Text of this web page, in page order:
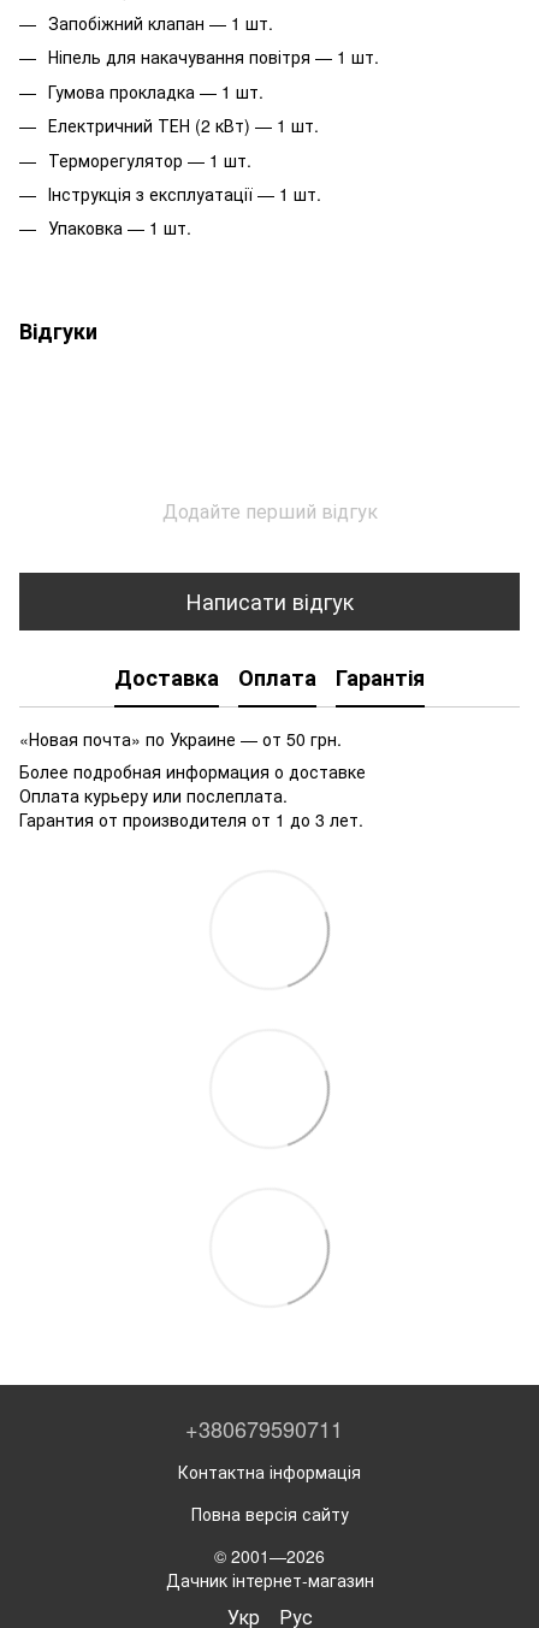
Запобіжний клапан — 1 шт.
Ніпель для накачування повітря — 1 шт.
Гумова прокладка — 1 шт.
Електричний ТЕН (2 кВт) — 1 шт.
Терморегулятор — 1 шт.
Інструкція з експлуатації — 1 шт.
Упаковка — 1 шт.
Відгуки
Додайте перший відгук
Написати відгук
Доставка Оплата Гарантія
«Новая почта» по Украине — от 50 грн.
Более подробная информация о доставке
Оплата курьеру или послеплата.
Гарантия от производителя от 1 до 3 лет.
+380679590711
Контактна інформація
Повна версія сайту
© 2001—2026
Дачник інтернет-магазин
Укр Рус